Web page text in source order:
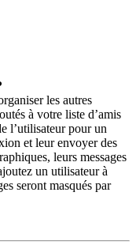
les autres
à votre liste d’amis
l’utilisateur pour un
et leur envoyer des
leurs messages
un utilisateur à
seront masqués par